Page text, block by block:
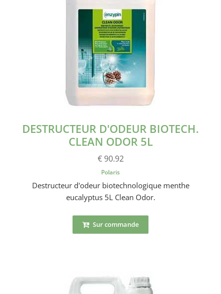
DESTRUCTEUR D'ODEUR BIOTECH.
CLEAN ODOR 5L
€ 90.92
Polaris
Destructeur d'odeur biotechnologique menthe
eucalyptus 5L Clean Odor.
Sur commande